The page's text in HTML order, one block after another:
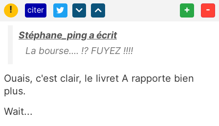
!
citer + -
Stéphane_ping a écrit
La bourse.... !? FUYEZ !!!!
Ouais, c'est clair, le livret A rapporte bien
plus.
Wait...